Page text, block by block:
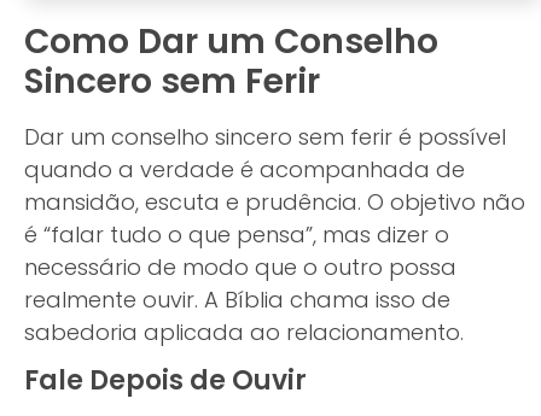
Como Dar um Conselho
Sincero sem Ferir
Dar um conselho sincero sem ferir é possível
quando a verdade é acompanhada de
mansidão, escuta e prudência. O objetivo não
é “falar tudo o que pensa”, mas dizer o
necessário de modo que o outro possa
realmente ouvir. A Bíblia chama isso de
sabedoria aplicada ao relacionamento.
Fale Depois de Ouvir